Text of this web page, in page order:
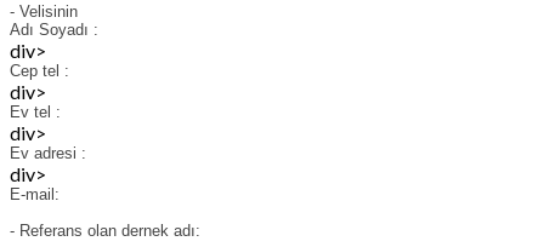
- Velisinin
Adı Soyadı :
div>
Cep tel :
div>
Ev tel :
div>
Ev adresi :
div>
E-mail:
- Referans olan dernek adı: